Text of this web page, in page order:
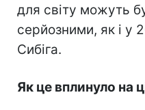
для світу можуть
серйозними, як і у
Сибіга.
Як це вплинуло на